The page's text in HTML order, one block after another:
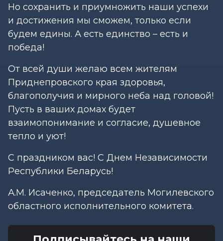
Но сохранить и приумножить наши успехи
и достижения мы сможем, только если
будем едины. А есть единство – есть и
победа!
От всей души желаю всем жителям
Приднепровского края здоровья,
благополучия и мирного неба над головой!
Пусть в ваших домах будет
взаимопонимание и согласие, душевное
тепло и уют!
С праздником вас! С Днем Независимости
Республики Беларусь!
А.М. Исаченко, председатель Могилевского
областного исполнительного комитета.